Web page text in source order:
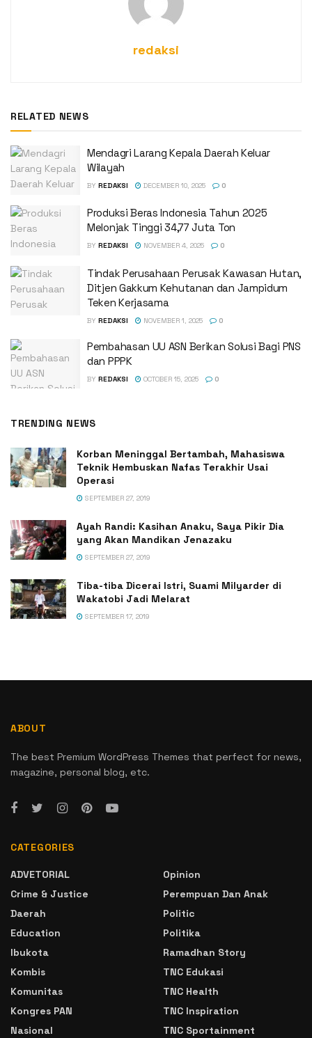
redaksi
RELATED NEWS
Mendagri Larang Kepala Daerah Keluar
Wilayah
BY REDAKSI DECEMBER 10, 2025 0
Produksi Beras Indonesia Tahun 2025
Melonjak Tinggi 34,77 Juta Ton
BY REDAKSI NOVEMBER 4, 2025 0
Tindak Perusahaan Perusak Kawasan Hutan,
Ditjen Gakkum Kehutanan dan Jampidum
Teken Kerjasama
BY REDAKSI NOVEMBER 1, 2025 0
Pembahasan UU ASN Berikan Solusi Bagi PNS
dan PPPK
BY REDAKSI OCTOBER 15, 2025 0
TRENDING NEWS
Korban Meninggal Bertambah, Mahasiswa
Teknik Hembuskan Nafas Terakhir Usai
Operasi
SEPTEMBER 27, 2019
Ayah Randi: Kasihan Anaku, Saya Pikir Dia
yang Akan Mandikan Jenazaku
SEPTEMBER 27, 2019
Tiba-tiba Dicerai Istri, Suami Milyarder di
Wakatobi Jadi Melarat
SEPTEMBER 17, 2019
ABOUT
The best Premium WordPress Themes that perfect for news,
magazine, personal blog, etc.
CATEGORIES
ADVETORIAL
Crime & Justice
Daerah
Education
Ibukota
Kombis
Komunitas
Kongres PAN
Nasional
Opinion
Perempuan Dan Anak
Politic
Politika
Ramadhan Story
TNC Edukasi
TNC Health
TNC Inspiration
TNC Sportainment